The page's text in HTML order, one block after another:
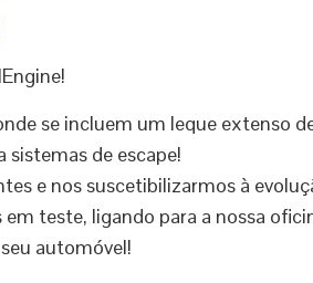
se incluem um leque extenso
sistemas de escape!
e nos suscetibilizarmos à
teste, ligando para a nossa
automóvel!